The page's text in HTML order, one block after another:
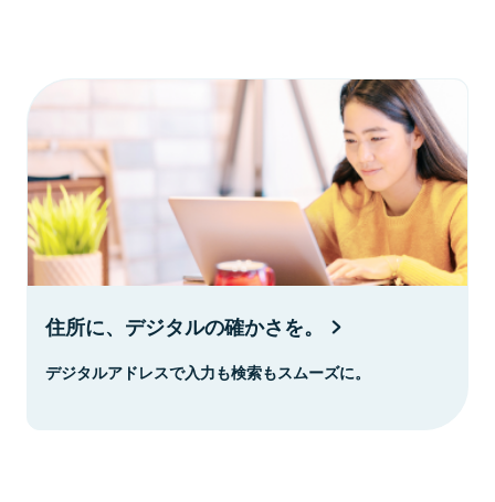
住所に、デジタルの確かさを。
デジタルアドレスで入力も検索もスムーズに。